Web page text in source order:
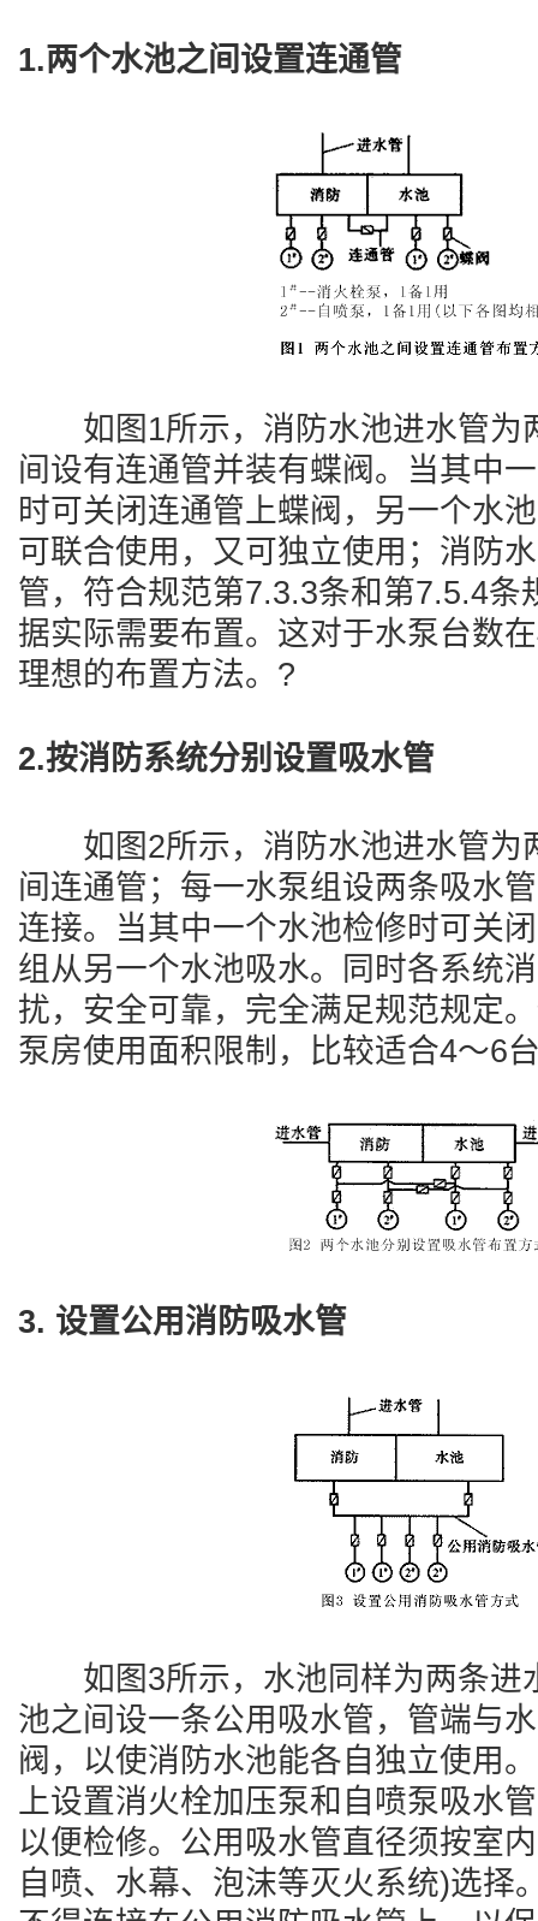
1.两个水池之间设置连通管
如图1所示，消防水池进水管为
间设有连通管并装有蝶阀。当其中
时可关闭连通管上蝶阀，另一个水
可联合使用，又可独立使用；消防
管，符合规范第7.3.3条和第7.5.4条
据实际需要布置。这对于水泵台数
理想的布置方法。?
2.按消防系统分别设置吸水管
如图2所示，消防水池进水管为
间连通管；每一水泵组设两条吸水
连接。当其中一个水池检修时可关
组从另一个水池吸水。同时各系统
扰，安全可靠，完全满足规范规定
泵房使用面积限制，比较适合4～6
3. 设置公用消防吸水管
如图3所示，水池同样为两条进
池之间设一条公用吸水管，管端与
阀，以使消防水池能各自独立使用
上设置消火栓加压泵和自喷泵吸水
以便检修。公用吸水管直径须按室
自喷、水幕、泡沫等灭火系统)选择